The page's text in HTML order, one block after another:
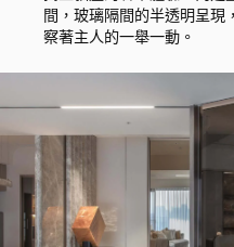
間，玻璃隔間的半透明呈現
察著主人的一舉一動。